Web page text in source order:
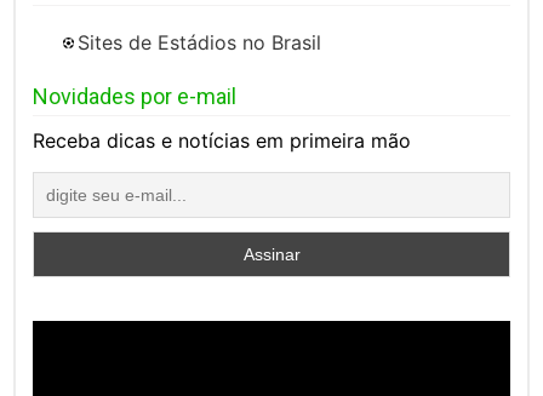
Sites de Estádios no Brasil
Novidades por e-mail
Receba dicas e notícias em primeira mão